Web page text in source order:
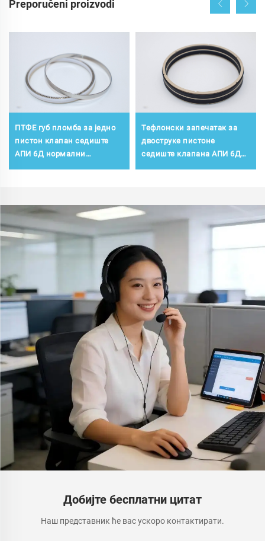
Preporučeni proizvodi
ПТФЕ губ пломба за једно
пистон клапан седиште
АПИ 6Д нормални
Тефлонски запечатак за
двоструке пистоне
седиште клапана АПИ 6Д
Добијте бесплатни цитат
Наш представник ће вас ускоро контактирати.